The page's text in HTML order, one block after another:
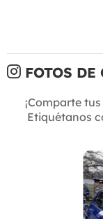
FOTOS
¡Comparte
Etiquétanos